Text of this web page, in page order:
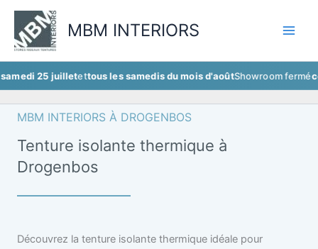
Aller
contenu
MBM INTERIORS
juillet ettous les samedis du mois d'aoûtShowroom ferméce
MBM INTERIORS À DROGENBOS
Tenture isolante thermique à
Drogenbos
Découvrez la tenture isolante thermique idéale pour